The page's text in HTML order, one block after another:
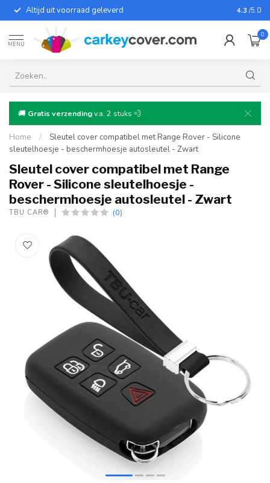
Altijd uit voorraad geleverd Voor
4.3 /5.0
MENU
0
🚚 Gratis verzendingv.a. 2 stuks 💨
Home /
Sleutel cover compatibel met Range Rover - Silicone
sleutelhoesje - beschermhoesje autosleutel - Zwart
Sleutel cover compatibel met Range
Rover - Silicone sleutelhoesje -
beschermhoesje autosleutel - Zwart
TBU CAR® (0)